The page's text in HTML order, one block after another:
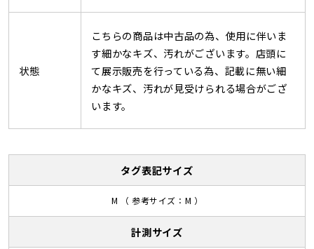
状態
こちらの商品は中古品の為、使用に伴いま
す細かなキズ、汚れがございます。店頭に
て展示販売を行っている為、記載に無い細
かなキズ、汚れが見受けられる場合がござ
います。
タグ表記サイズ
M （ 参考サイズ：M ）
計測サイズ